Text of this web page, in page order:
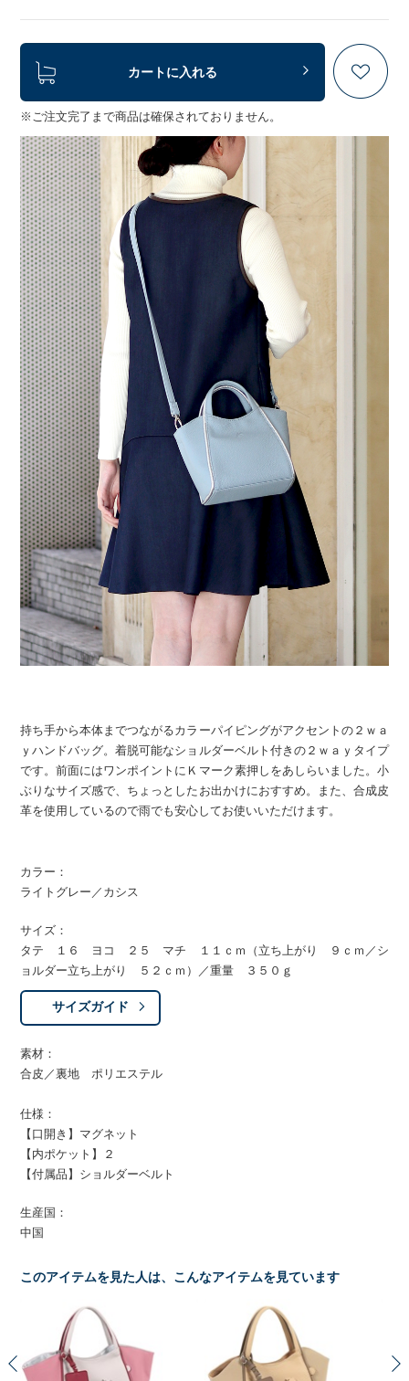
カートに入れる
※ご注文完了まで商品は確保されておりません。
持ち手から本体までつながるカラーパイピングがアクセントの２ｗａ
ｙハンドバッグ。着脱可能なショルダーベルト付きの２ｗａｙタイプ
です。前面にはワンポイントにＫマーク素押しをあしらいました。小
ぶりなサイズ感で、ちょっとしたお出かけにおすすめ。また、合成皮
革を使用しているので雨でも安心してお使いいただけます。
カラー：
ライトグレー／カシス
サイズ：
タテ １６ ヨコ ２５ マチ １１ｃｍ（立ち上がり ９ｃｍ／シ
ョルダー立ち上がり ５２ｃｍ）／重量 ３５０ｇ
サイズガイド
素材：
合皮／裏地 ポリエステル
仕様：
【口開き】マグネット
【内ポケット】２
【付属品】ショルダーベルト
生産国：
中国
このアイテムを見た人は、こんなアイテムを見ています